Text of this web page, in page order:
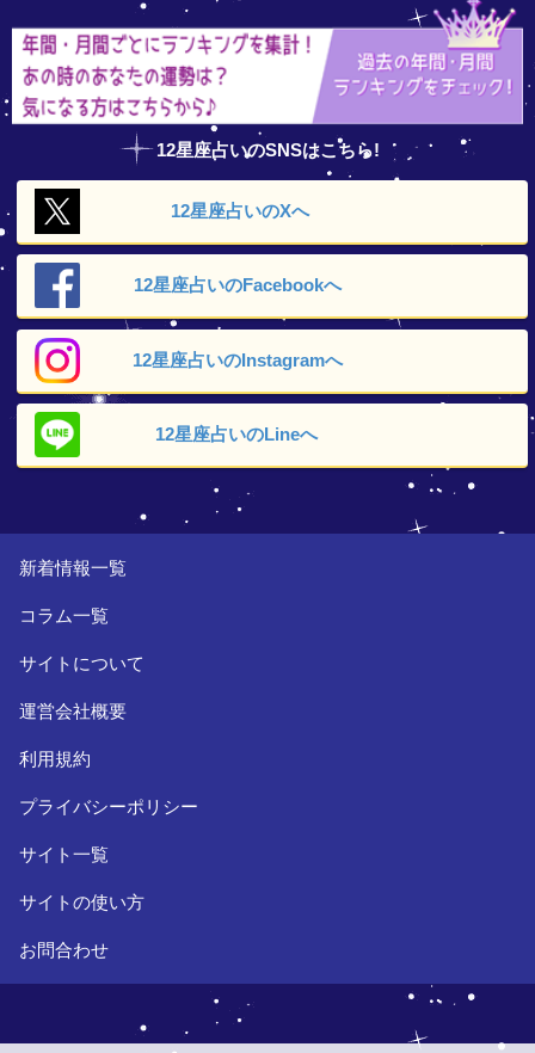
12星座占いのSNSはこちら!
12星座占いのXへ
12星座占いのFacebookへ
12星座占いのInstagramへ
12星座占いのLineへ
新着情報一覧
コラム一覧
サイトについて
運営会社概要
利用規約
プライバシーポリシー
サイト一覧
サイトの使い方
お問合わせ